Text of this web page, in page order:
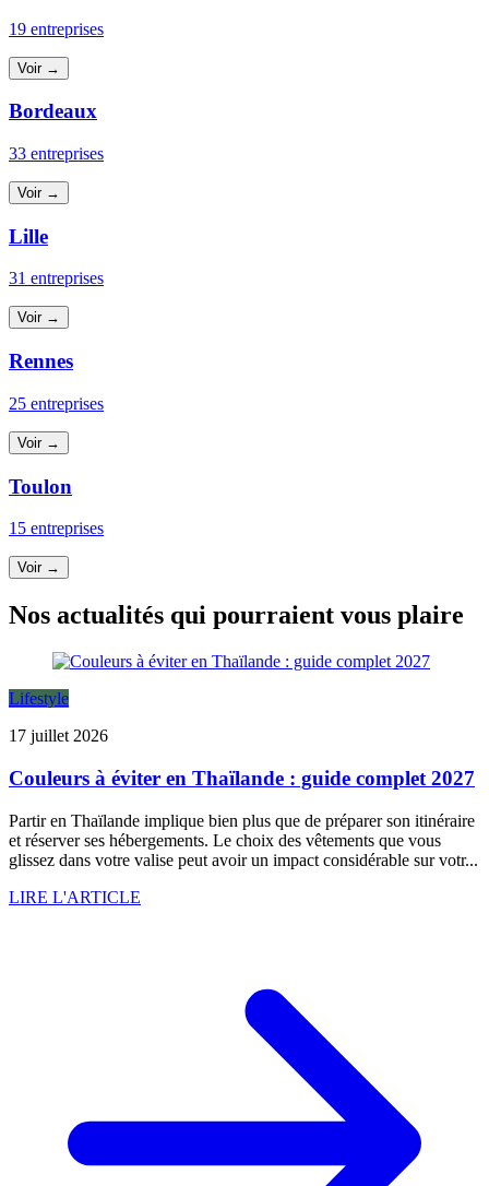
19 entreprises
Voir →
Bordeaux
33 entreprises
Voir →
Lille
31 entreprises
Voir →
Rennes
25 entreprises
Voir →
Toulon
15 entreprises
Voir →
Nos actualités qui pourraient vous plaire
Lifestyle
17 juillet 2026
Couleurs à éviter en Thaïlande : guide complet 2027
Partir en Thaïlande implique bien plus que de préparer son itinéraire
et réserver ses hébergements. Le choix des vêtements que vous
glissez dans votre valise peut avoir un impact considérable sur votr...
LIRE L'ARTICLE